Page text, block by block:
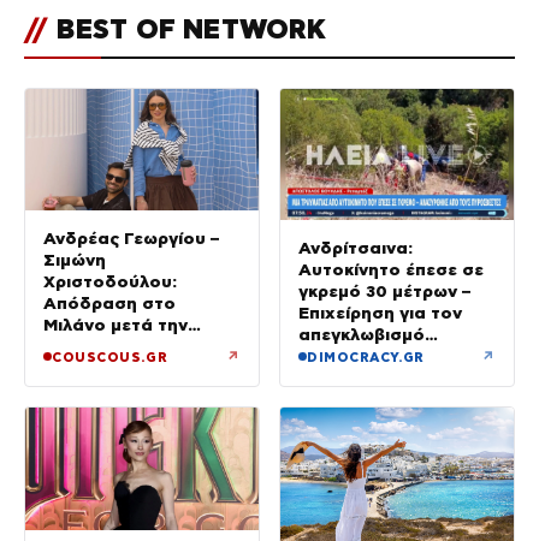
// BEST OF NETWORK
Ανδρέας Γεωργίου –
Σιμώνη
Χριστοδούλου:
Απόδραση στο
Μιλάνο μετά την
COUSCOUS.GR ↗
Ανδρίτσαινα:
Αυτοκίνητο έπεσε σε
γκρεμό 30 μέτρων –
Επιχείρηση για τον
απεγκλωβισμό
32χρονης
DIMOCRACY.GR ↗